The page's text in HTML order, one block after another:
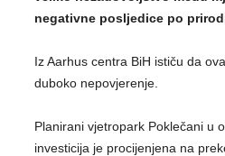
negativne posljedice po
Iz Aarhus centra BiH ističu da
duboko nepovjerenje.
Planirani vjetropark Poklečani u
investicija je procijenjena na